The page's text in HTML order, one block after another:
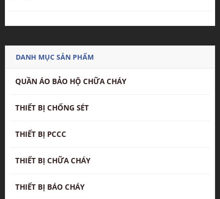
DANH MỤC SẢN PHẨM
QUẦN ÁO BẢO HỘ CHỮA CHÁY
THIẾT BỊ CHỐNG SÉT
THIẾT BỊ PCCC
THIẾT BỊ CHỮA CHÁY
THIẾT BỊ BÁO CHÁY